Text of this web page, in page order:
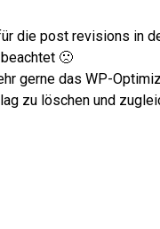
die post revisions in
🙁
gerne das WP-
zu löschen und